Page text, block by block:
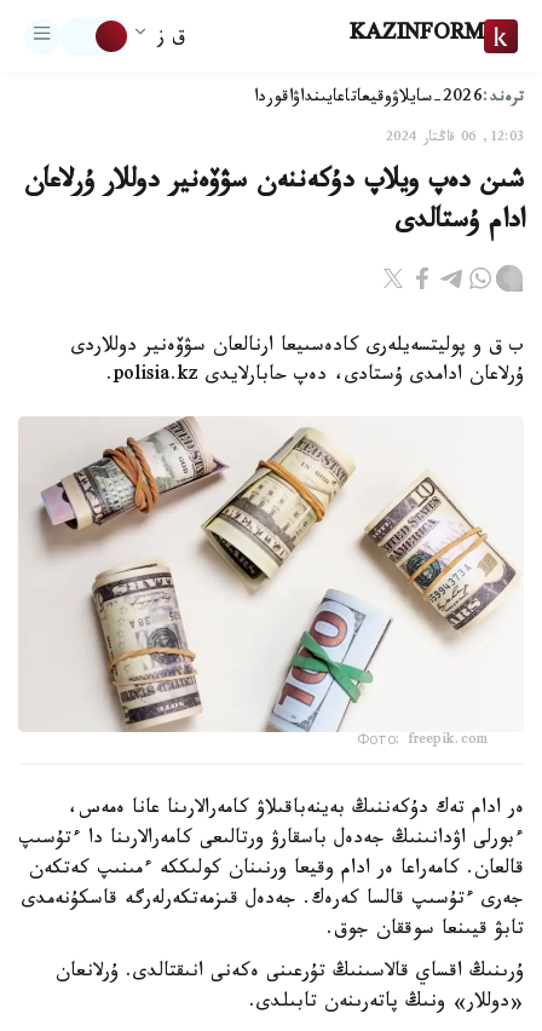
KAZINFORM ق ز
ترەند:2026-سايلاۋ وقيعاتاعايىنداۋاقوردا
12:03, 06 قاڭتار 2024
شىن دەپ ويلاپ دۇكەننەن سۋۆەنير دوللار ۇرلاعان
ادام ۇستالدى
ب ق و پوليتسەيلەرى كادەسىيعا ارنالعان سۋۆەنير دوللاردى
ۇرلاعان ادامدى ۇستادى، دەپ حابارلايدى polisia.kz.
Фото: freepik.com
ەر ادام تەك دۇكەننىڭ بەينەباقىلاۋ كامەرالارىنا عانا ەمەس،
ءبورلى اۋدانىنىڭ جەدەل باسقارۋ ورتالىعى كامەرالارىنا دا ءتۇسىپ
قالعان. كامەراعا ەر ادام وقيعا ورنىنان كولىككە ءمىنىپ كەتكەن
جەرى ءتۇسىپ قالسا كەرەك. جەدەل قىزمەتكەرلەرگە قاسكۇنەمدى
تابۋ قيىنعا سوققان جوق.
ۇرىنىڭ اقساي قالاسىنىڭ تۇرعىنى ەكەنى انىقتالدى. ۇرلانعان
«دوللار» ونىڭ پاتەرىنەن تابىلدى.